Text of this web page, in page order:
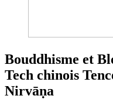
Bouddhisme et
Tech chinois
Nirvāṇa